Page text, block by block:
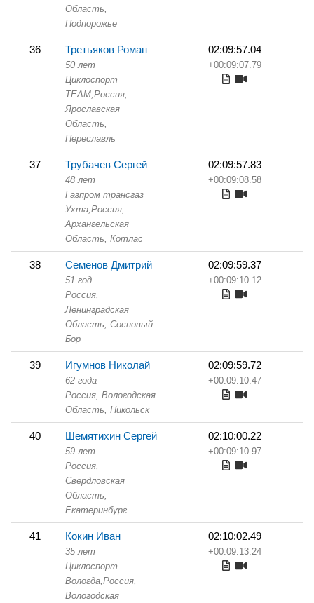
Область,
Подпорожье
36 Третьяков Роман
50 лет
Циклоспорт
TEAM,Россия,
Ярославская
Область,
Переславль
02:09:57.04
+00:09:07.79
37 Трубачев Сергей
48 лет
Газпром трансгаз
Ухта,Россия,
Архангельская
Область, Котлас
02:09:57.83
+00:09:08.58
38 Семенов Дмитрий
51 год
Россия,
Ленинградская
Область, Сосновый
Бор
02:09:59.37
+00:09:10.12
39 Игумнов Николай
62 года
Россия, Вологодская
Область, Никольск
02:09:59.72
+00:09:10.47
40 Шемятихин Сергей
59 лет
Россия,
Свердловская
Область,
Екатеринбург
02:10:00.22
+00:09:10.97
41 Кокин Иван
35 лет
Циклоспорт
Вологда,Россия,
Вологодская
02:10:02.49
+00:09:13.24